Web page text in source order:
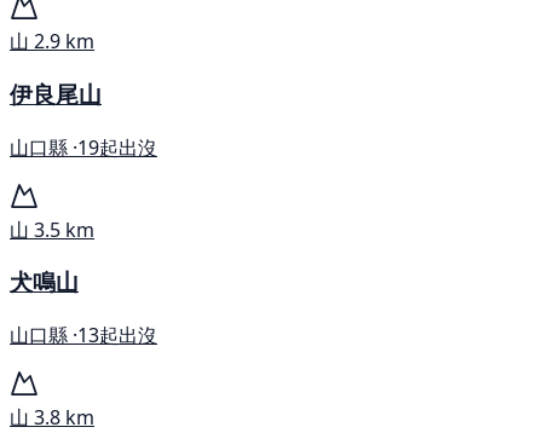
山 2.9 km
伊良尾山
山口縣 ·19起出沒
山 3.5 km
犬鳴山
山口縣 ·13起出沒
山 3.8 km